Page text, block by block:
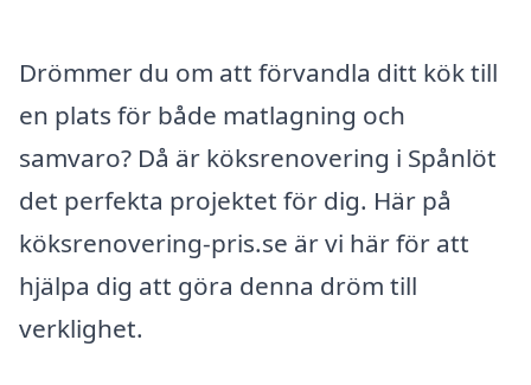
Drömmer du om att förvandla ditt kök till
en plats för både matlagning och
samvaro? Då är köksrenovering i Spånlöt
det perfekta projektet för dig. Här på
köksrenovering-pris.se är vi här för att
hjälpa dig att göra denna dröm till
verklighet.